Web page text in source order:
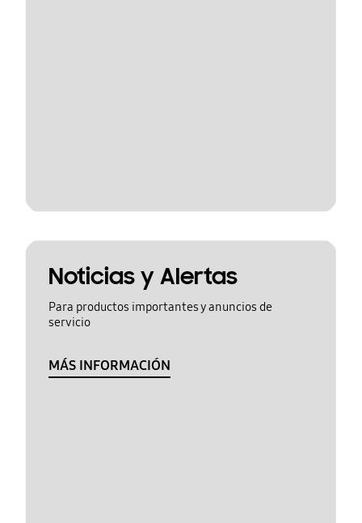
Noticias y Alertas
Para productos importantes y anuncios de
servicio
MÁS INFORMACIÓN